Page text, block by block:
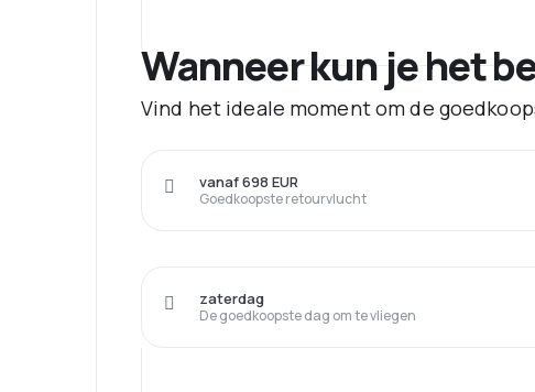
Wanneer kun je het
Vind het ideale moment om de
Goedkoopste retourvlucht
vanaf 698 EUR
De goedkoopste dag om te vliegen
zaterdag